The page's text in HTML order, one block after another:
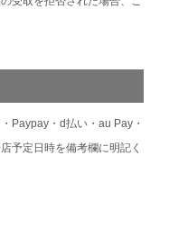
Paypay・d払い・au Pay・
予定日時を備考欄に明記く